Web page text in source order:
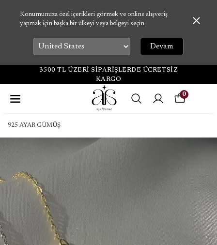
Konumunuza özel içerikleri görmek ve online alışveriş
yapmak için başka bir ülkeyi veya bölgeyi seçin.
Devam
3500 TL ÜZERİ SİPARİŞLERDE ÜCRETSİZ
KARGO
0
925 AYAR GÜMÜŞ